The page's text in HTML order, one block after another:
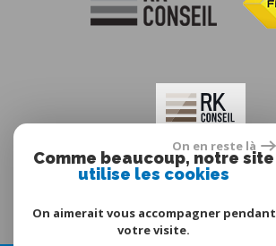
On en reste là
Comme beaucoup, notre site
utilise les cookies
On aimerait vous accompagner pendant
votre visite.